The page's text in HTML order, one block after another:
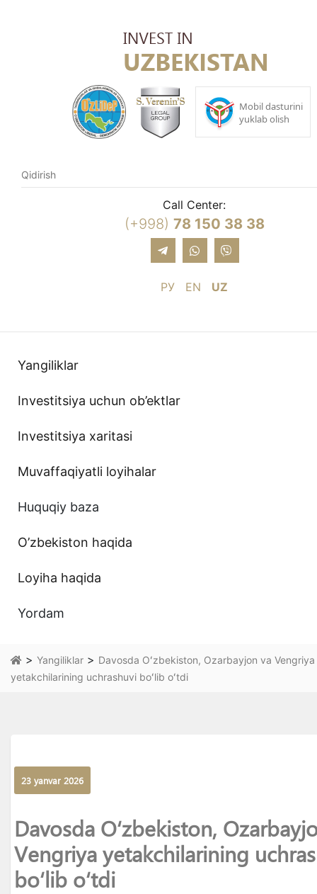
Call Center:
(+998) 78 150 38 38
РУ EN UZ
Yangiliklar
Investitsiya uchun ob’ektlar
Investitsiya xaritasi
Muvaffaqiyatli loyihalar
Huquqiy baza
O’zbekiston haqida
Loyiha haqida
Yordam
> Yangiliklar > Davosda Oʻzbekiston, Ozarbayjon va Vengriya
yetakchilarining uchrashuvi boʻlib oʻtdi
23 yanvar 2026
Davosda Oʻzbekiston,
Vengriya yetakchilarining
boʻlib oʻtdi